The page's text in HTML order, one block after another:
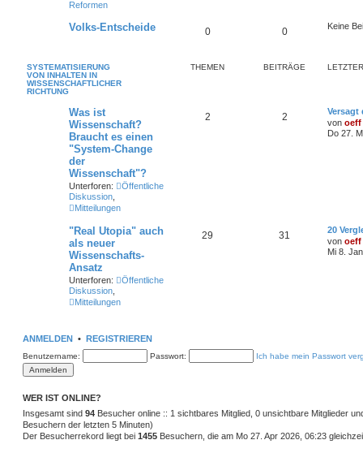
Reformen
Volks-Entscheide 0 0 Keine
SYSTEMATISIERUNG
VON INHALTEN IN
WISSENSCHAFTLICHER
RICHTUNG
THEMEN BEITRÄGE
Was ist
Wissenschaft?
Braucht es einen
"System-Change
der
Wissenschaft"?
Unterforen:
Öffentliche
Diskussion
Mitteilungen
2 2
Versagt
von oeff
Do 27.
"Real Utopia" auch
als neuer
Wissenschafts-
Ansatz
Unterforen:
Öffentliche
Diskussion
Mitteilungen
29 31
20
von oeff
Mi 8.
ANMELDEN • REGISTRIEREN
Benutzername: Passwort: Ich habe mein Passwort
WER IST ONLINE?
Insgesamt sind 94 Besucher online :: 1 sichtbares Mitglied, 0 unsichtbare Mitglieder
Besuchern der letzten 5 Minuten)
Der Besucherrekord liegt bei 1455 Besuchern, die am Mo 27. Apr 2026, 06:23